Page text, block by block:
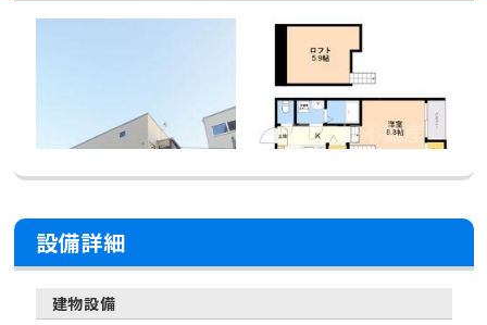
設備詳細
建物設備